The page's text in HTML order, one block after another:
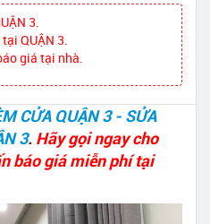
3.
QUẬN 3.
giá tại nhà.
CỬA QUẬN 3 - SỬA
3. Hãy gọi ngay cho
báo giá miễn phí tại